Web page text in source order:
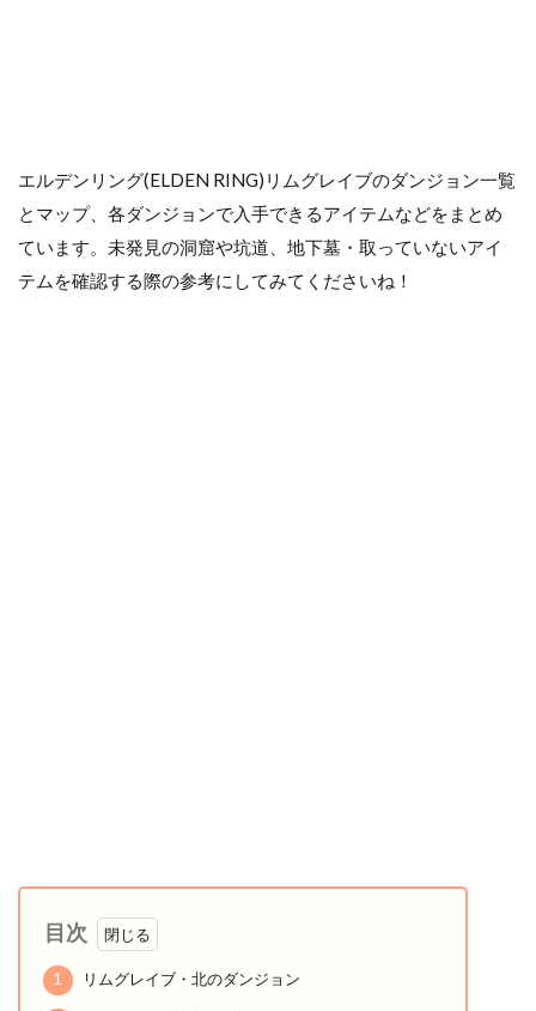
エルデンリング(ELDEN RING)リムグレイブのダンジョン一覧
とマップ、各ダンジョンで入手できるアイテムなどをまとめ
ています。未発見の洞窟や坑道、地下墓・取っていないアイ
テムを確認する際の参考にしてみてくださいね！
目次
1 リムグレイブ・北のダンジョン